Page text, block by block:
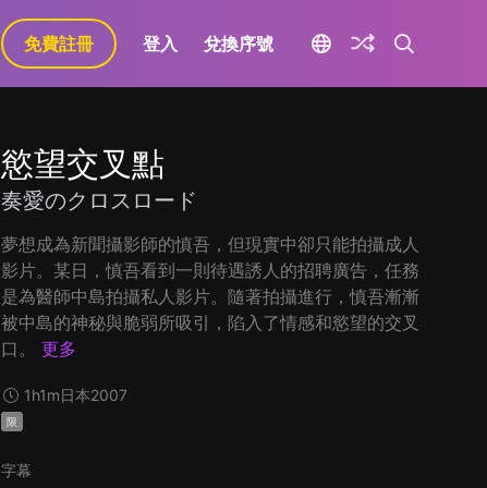
免費註冊 登入 兌換序號
慾望交叉點
奏愛のクロスロード
夢想成為新聞攝影師的慎吾，但現實中卻只能拍攝成人
影片。某日，慎吾看到一則待遇誘人的招聘廣告，任務
是為醫師中島拍攝私人影片。隨著拍攝進行，慎吾漸漸
被中島的神秘與脆弱所吸引，陷入了情感和慾望的交叉
口。
更多
1h1m日本2007
限
字幕